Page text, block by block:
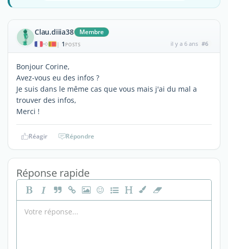
Clau.diiia38 Membre
| 1 POSTS il y a 6 ans #6
Bonjour Corine,
Avez-vous eu des infos ?
Je suis dans le même cas que vous mais j'ai du mal a
trouver des infos,
Merci !
Réagir Répondre
Réponse rapide